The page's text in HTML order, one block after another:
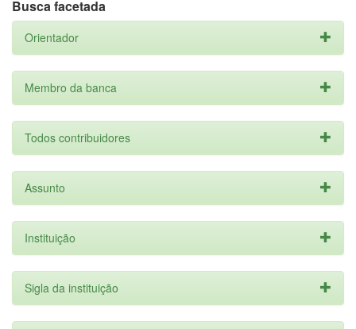
Busca facetada
Orientador
Membro da banca
Todos contribuidores
Assunto
Instituição
Sigla da instituição